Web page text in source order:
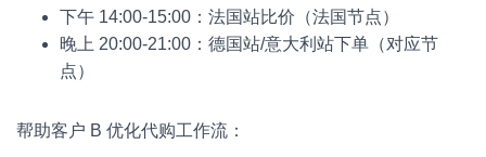
下午 14:00-15:00：法国站比价（法国节点）
晚上 20:00-21:00：德国站/意大利站下单（对应节
点）
帮助客户 B 优化代购工作流：